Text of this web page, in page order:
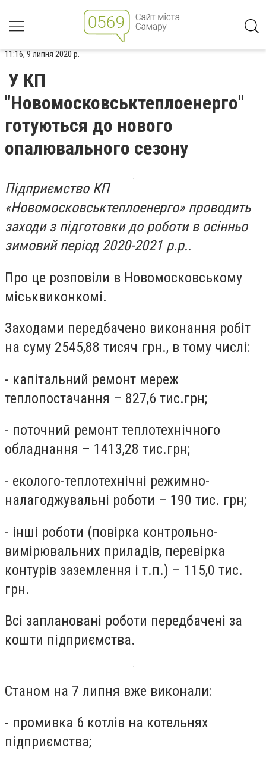
11:16, 9 липня 2020 р.
У КП
"Новомосковськтеплоенерго"
готуються до нового
опалювального сезону
Підприємство КП
«Новомосковськтеплоенерго» проводить
заходи з підготовки до роботи в осінньо
зимовий період 2020-2021 р.р..
Про це розповіли в Новомосковському
міськвиконкомі.
Заходами передбачено виконання робіт
на суму 2545,88 тисяч грн., в тому числі:
- капітальний ремонт мереж
теплопостачання – 827,6 тис.грн;
- поточний ремонт теплотехнічного
обладнання – 1413,28 тис.грн;
- еколого-теплотехнічні режимно-
налагоджувальні роботи – 190 тис. грн;
- інші роботи (повірка контрольно-
вимірювальних приладів, перевірка
контурів заземлення і т.п.) – 115,0 тис.
грн.
Всі заплановані роботи передбачені за
кошти підприємства.
Станом на 7 липня вже виконали:
- промивка 6 котлів на котельнях
підприємства;